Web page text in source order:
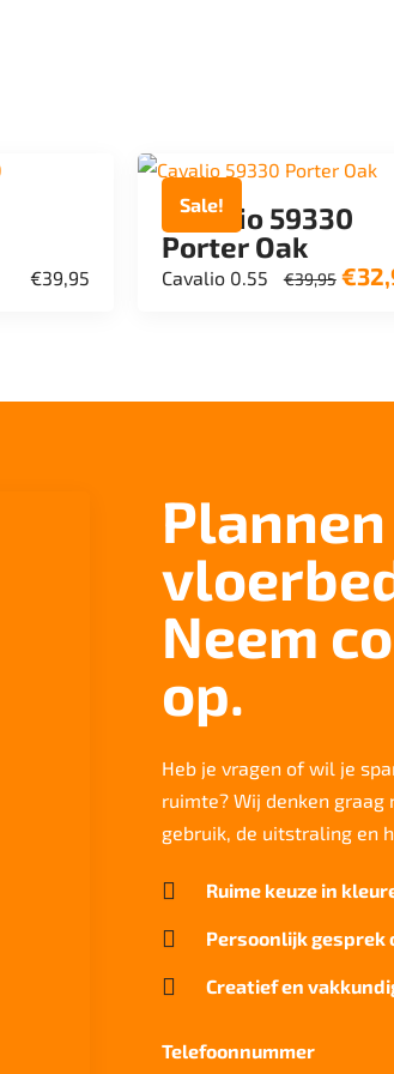
€39,95
Sale!
Cavalio 59330
Porter Oak
Cavalio 0.55 €39,95 €
Neem
op.
Heb je vragen of wil je
ruimte? Wij denken
gebruik, de uitstraling en
 Ruime keuze in
 Persoonlijk gesprek
 Creatief en
Telefoonnummer